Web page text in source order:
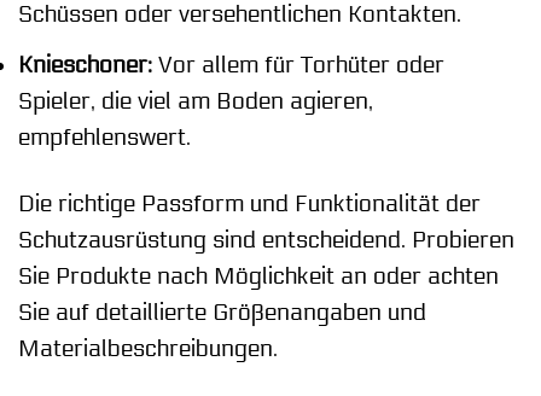
Schüssen oder versehentlichen Kontakten.
Knieschoner: Vor allem für Torhüter oder
Spieler, die viel am Boden agieren,
empfehlenswert.
Die richtige Passform und Funktionalität der
Schutzausrüstung sind entscheidend. Probieren
Sie Produkte nach Möglichkeit an oder achten
Sie auf detaillierte Größenangaben und
Materialbeschreibungen.